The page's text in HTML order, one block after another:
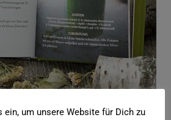
ein, um unsere Website für Dich zu